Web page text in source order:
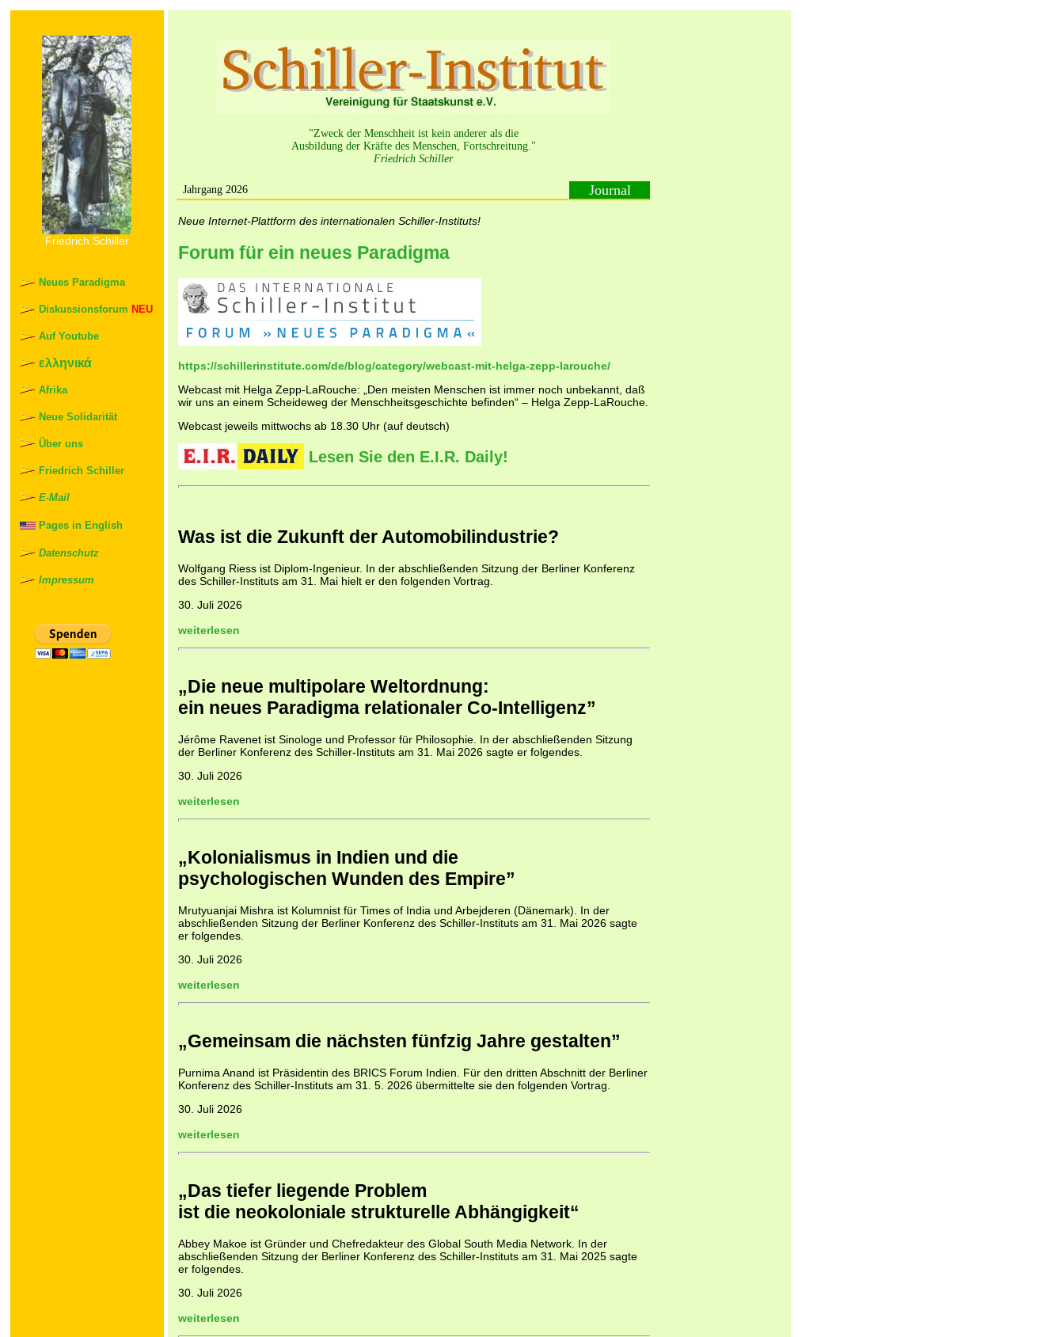
Friedrich Schiller
Neues Paradigma
Diskussionsforum NEU
Auf Youtube
ελληνικά
Afrika
Neue Solidarität
Über uns
Friedrich Schiller
E-Mail
Pages in English
Datenschutz
Impressum
"Zweck der Menschheit ist kein anderer als die
Ausbildung der Kräfte des Menschen, Fortschreitung."
Friedrich Schiller
Jahrgang 2026 Journal
Neue Internet-Plattform des internationalen Schiller-Instituts!
Forum für ein neues Paradigma
https://schillerinstitute.com/de/blog/category/webcast-mit-helga-zepp-larouche/
Webcast mit Helga Zepp-LaRouche: „Den meisten Menschen ist immer noch unbekannt, daß
wir uns an einem Scheideweg der Menschheitsgeschichte befinden“ – Helga Zepp-LaRouche.
Webcast jeweils mittwochs ab 18.30 Uhr (auf deutsch)
Lesen Sie den E.I.R. Daily!
Was ist die Zukunft der Automobilindustrie?
Wolfgang Riess ist Diplom-Ingenieur. In der abschließenden Sitzung der Berliner Konferenz
des Schiller-Instituts am 31. Mai hielt er den folgenden Vortrag.
30. Juli 2026
weiterlesen
„Die neue multipolare Weltordnung:
ein neues Paradigma relationaler Co-Intelligenz”
Jérôme Ravenet ist Sinologe und Professor für Philosophie. In der abschließenden Sitzung
der Berliner Konferenz des Schiller-Instituts am 31. Mai 2026 sagte er folgendes.
30. Juli 2026
weiterlesen
„Kolonialismus in Indien und die
psychologischen Wunden des Empire”
Mrutyuanjai Mishra ist Kolumnist für Times of India und Arbejderen (Dänemark). In der
abschließenden Sitzung der Berliner Konferenz des Schiller-Instituts am 31. Mai 2026 sagte
er folgendes.
30. Juli 2026
weiterlesen
„Gemeinsam die nächsten fünfzig Jahre gestalten”
Purnima Anand ist Präsidentin des BRICS Forum Indien. Für den dritten Abschnitt der Berliner
Konferenz des Schiller-Instituts am 31. 5. 2026 übermittelte sie den folgenden Vortrag.
30. Juli 2026
weiterlesen
„Das tiefer liegende Problem
ist die neokoloniale strukturelle Abhängigkeit“
Abbey Makoe ist Gründer und Chefredakteur des Global South Media Network. In der
abschließenden Sitzung der Berliner Konferenz des Schiller-Instituts am 31. Mai 2025 sagte
er folgendes.
30. Juli 2026
weiterlesen